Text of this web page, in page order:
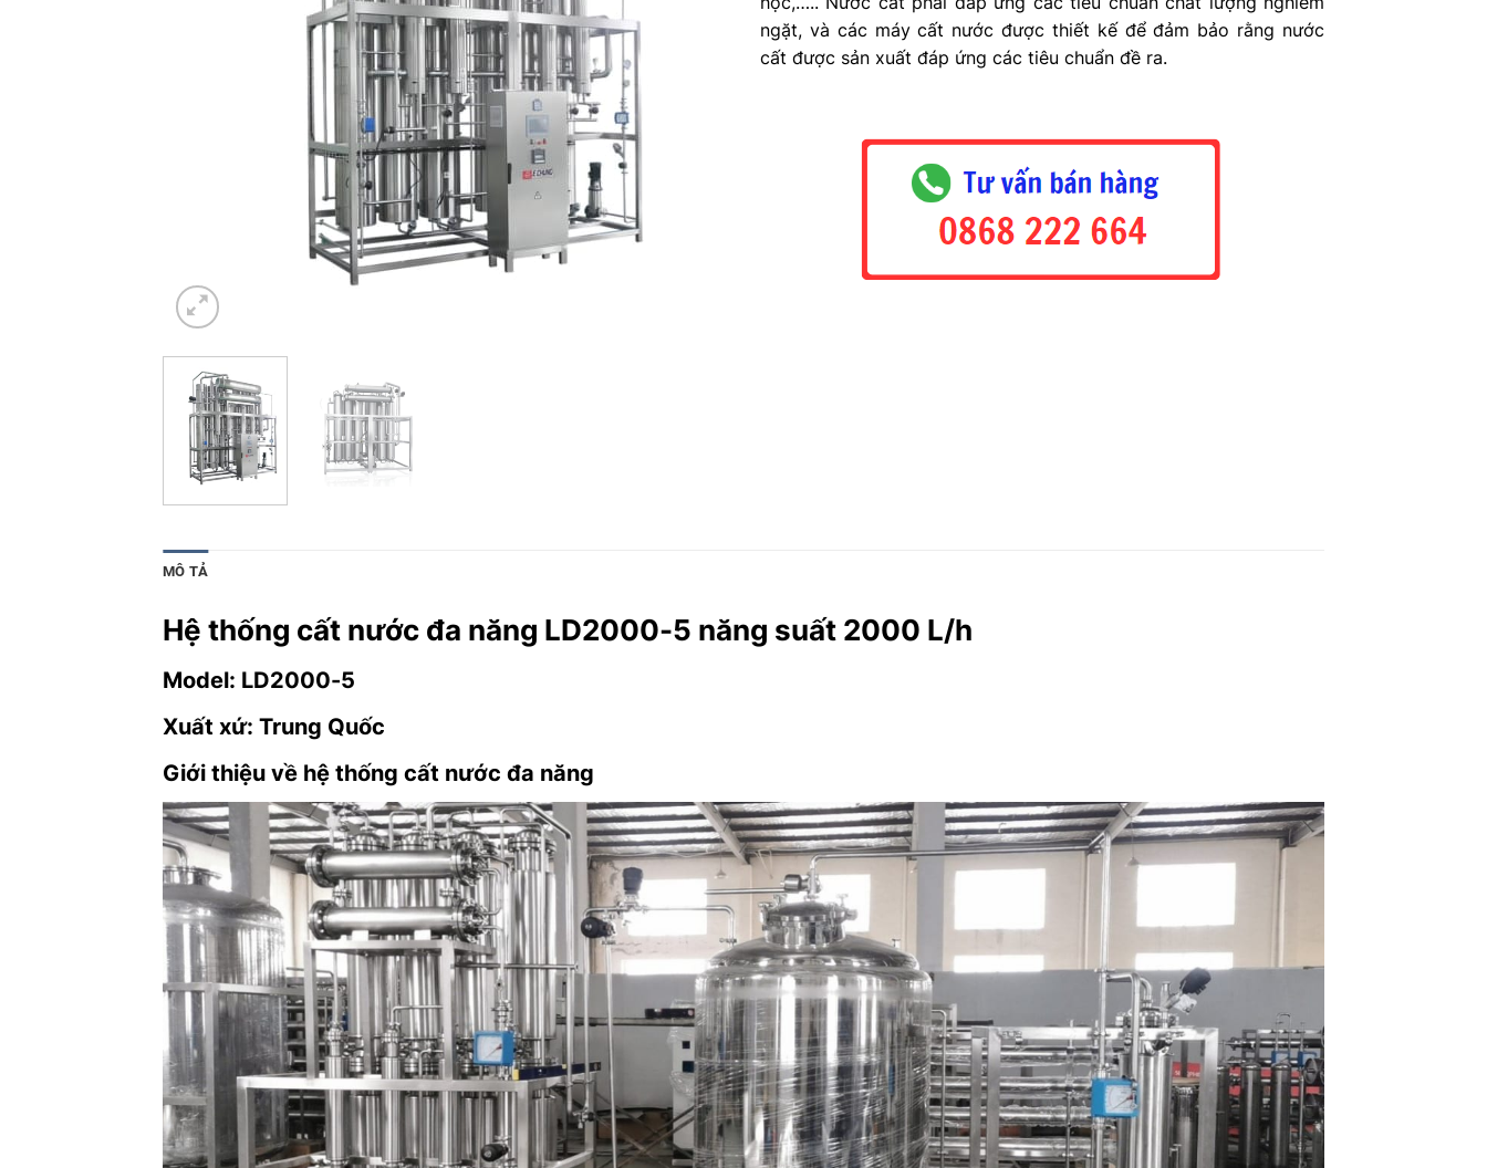
ngặt, và các máy cất nước được thiết kế để đảm bảo rằng nước
cất được sản xuất đáp ứng các tiêu chuẩn đề ra.
MÔ TẢ
Hệ thống cất nước đa năng LD2000-5 năng suất 2000 L/h
Model: LD2000-5
Xuất xứ: Trung Quốc
Giới thiệu về hệ thống cất nước đa năng